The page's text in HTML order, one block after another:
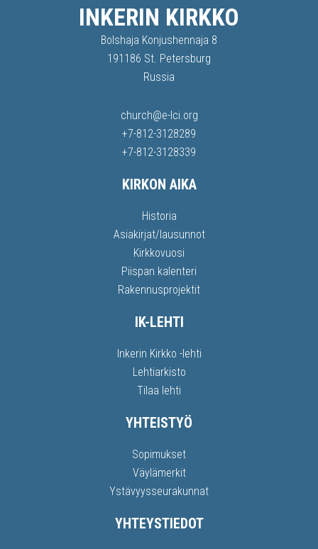
INKERIN KIRKKO
Bolshaja Konjushennaja 8
191186 St. Petersburg
Russia
church@e-lci.org
+7-812-3128289
+7-812-3128339
KIRKON AIKA
Historia
Asiakirjat/lausunnot
Kirkkovuosi
Piispan kalenteri
Rakennusprojektit
IK-LEHTI
Inkerin Kirkko -lehti
Lehtiarkisto
Tilaa lehti
YHTEISTYÖ
Sopimukset
Väylämerkit
Ystävyysseurakunnat
YHTEYSTIEDOT